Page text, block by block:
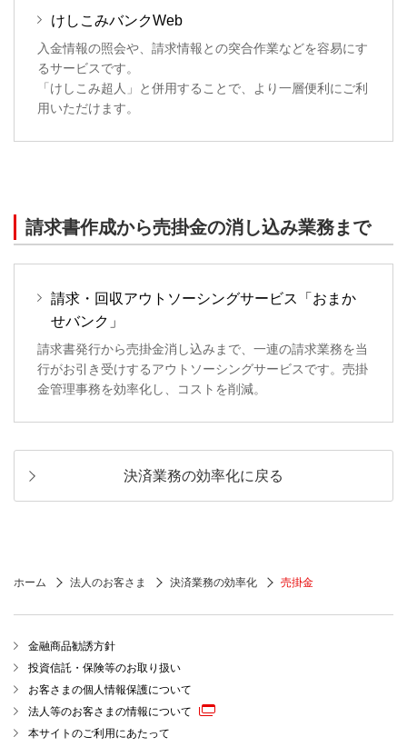
けしこみバンクWeb
入金情報の照会や、請求情報との突合作業などを容易にす
るサービスです。
「けしこみ超人」と併用することで、より一層便利にご利
用いただけます。
請求書作成から売掛金の消し込み業務まで
請求・回収アウトソーシングサービス「おまか
せバンク」
請求書発行から売掛金消し込みまで、一連の請求業務を当
行がお引き受けするアウトソーシングサービスです。売掛
金管理事務を効率化し、コストを削減。
決済業務の効率化に戻る
ホーム 法人のお客さま 決済業務の効率化 売掛金
金融商品勧誘方針
投資信託・保険等のお取り扱い
お客さまの個人情報保護について
法人等のお客さまの情報について
本サイトのご利用にあたって